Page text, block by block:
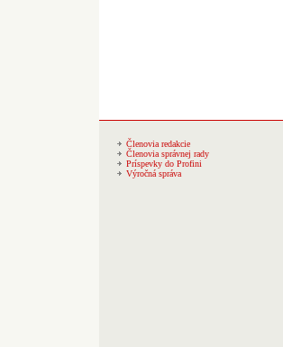
Členovia redakcie
Členovia správnej rady
Príspevky do Profini
Výročná správa